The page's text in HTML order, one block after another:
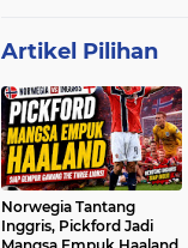
Artikel Pilihan
Norwegia Tantang
Inggris, Pickford Jadi